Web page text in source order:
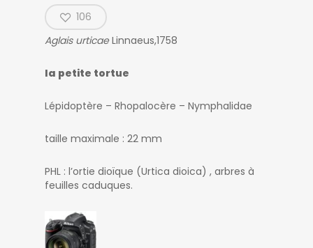
106
Aglais urticaeLinnaeus,1758
la petite tortue
Lépidoptère – Rhopalocère – Nymphalidae
taille maximale : 22 mm
PHL : l’ortie dioïque (Urtica dioica) , arbres à
feuilles caduques.